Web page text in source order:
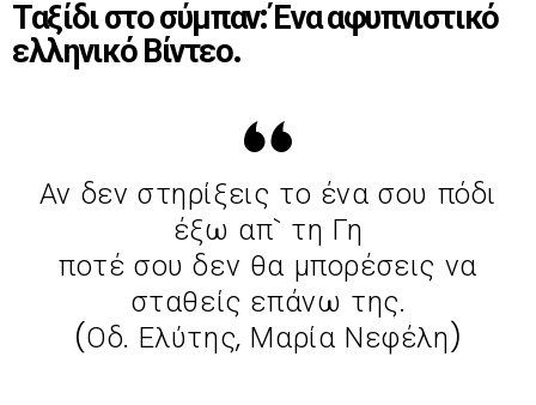
Ταξίδι στο σύμπαν: Ένα αφυπνιστικό
ελληνικό Βίντεο.
Αν δεν στηρίξεις το ένα σου πόδι
έξω απ` τη Γη
ποτέ σου δεν θα μπορέσεις να
σταθείς επάνω της.
(Οδ. Ελύτης, Μαρία Νεφέλη)